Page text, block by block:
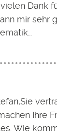
Dank
mir sehr
Ihre
Wie